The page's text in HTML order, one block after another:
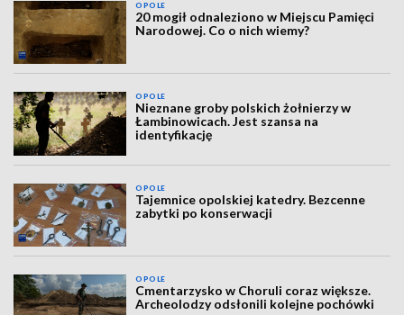
OPOLE
20 mogił odnaleziono w Miejscu Pamięci
Narodowej. Co o nich wiemy?
OPOLE
Nieznane groby polskich żołnierzy w
Łambinowicach. Jest szansa na
identyfikację
OPOLE
Tajemnice opolskiej katedry. Bezcenne
zabytki po konserwacji
OPOLE
Cmentarzysko w Choruli coraz większe.
Archeolodzy odsłonili kolejne pochówki